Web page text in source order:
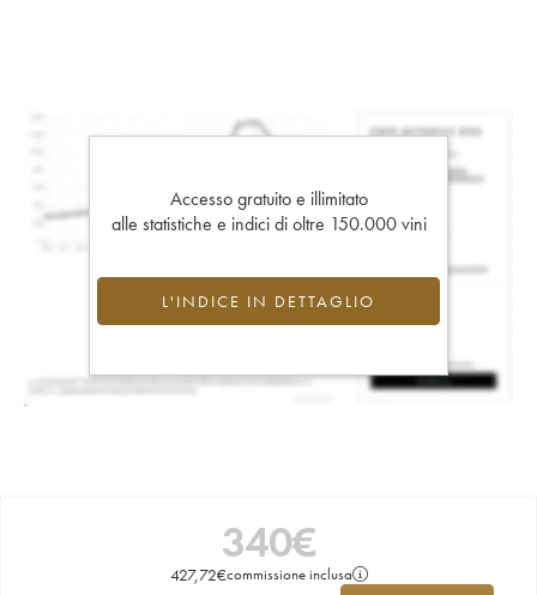
Accesso gratuito e illimitato
alle statistiche e indici di oltre 150.000 vini
L'INDICE IN DETTAGLIO
340€
427,72€commissione inclusa